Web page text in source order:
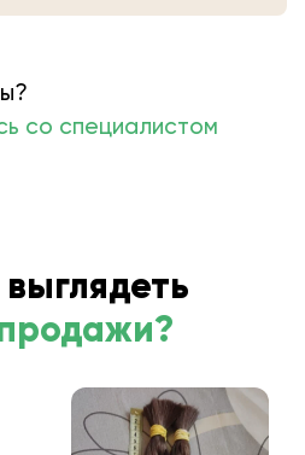
со специалистом